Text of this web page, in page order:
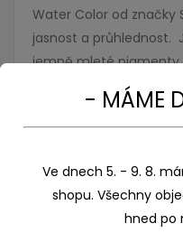
Water Color od značky
jasnost a průhlednost.
jemně mleté pigmenty
světlostálé, tím
akvarelové malby.
- MÁME
Ve dnech 5. - 9. 8.
shopu. Všechny
hned po